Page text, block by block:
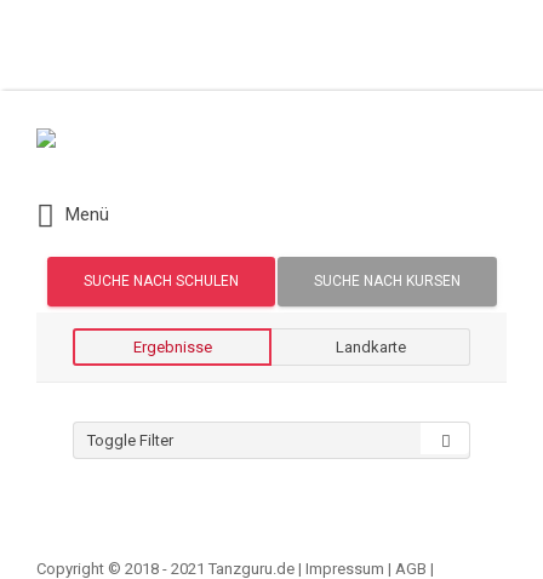
Menü
SUCHE NACH SCHULEN SUCHE NACH KURSEN
Ergebnisse Landkarte
Toggle Filter
Copyright © 2018 - 2021 Tanzguru.de | Impressum | AGB |